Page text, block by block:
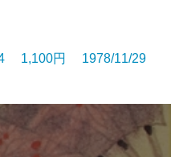
4 1,100円 1978/11/29